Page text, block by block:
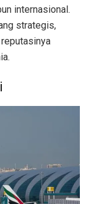
internasional.
strategis,